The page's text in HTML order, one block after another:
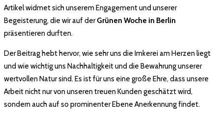
Artikel widmet sich unserem Engagement und unserer
Begeisterung, die wir auf derGrünen Woche in Berlin
präsentieren durften.
Der Beitrag hebt hervor, wie sehr uns die Imkerei am Herzen liegt
und wie wichtig uns Nachhaltigkeit und die Bewahrung unserer
wertvollen Natur sind. Es ist für uns eine große Ehre, dass unsere
Arbeit nicht nur von unseren treuen Kunden geschätzt wird,
sondern auch auf so prominenter Ebene Anerkennung findet.